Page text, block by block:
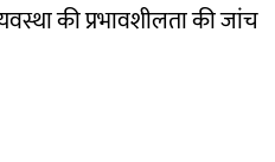
की प्रभावशीलता की जांच